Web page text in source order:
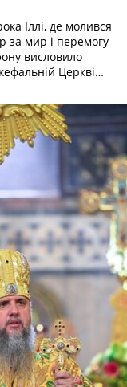
Іллі, де молився
за мир і перемогу
висловило
Церкві…